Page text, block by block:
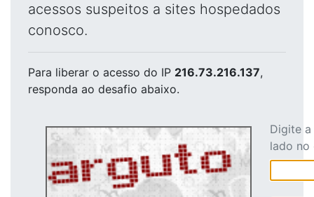
acessos suspeitos a sites hospedados
conosco.
Para liberar o acesso do IP 216.73.216.137,
responda ao desafio abaixo.
Digite
lado no